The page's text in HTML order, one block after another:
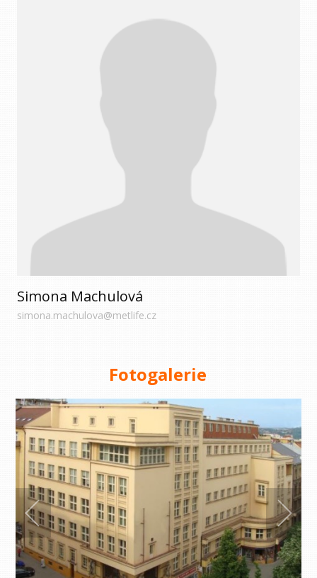
Simona Machulová
simona.machulova@metlife.cz
Fotogalerie